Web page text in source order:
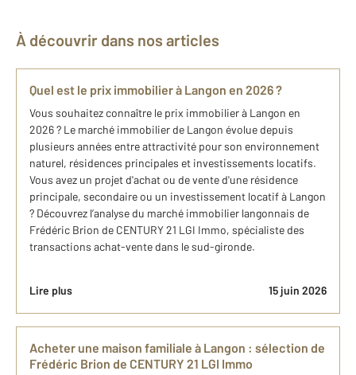
À découvrir dans nos articles
Quel est le prix immobilier à Langon en 2026 ?
Vous souhaitez connaître le prix immobilier à Langon en
2026 ? Le marché immobilier de Langon évolue depuis
plusieurs années entre attractivité pour son environnement
naturel, résidences principales et investissements locatifs.
Vous avez un projet d'achat ou de vente d'une résidence
principale, secondaire ou un investissement locatif à​ Langon
? Découvrez l’analyse du marché ​immobilier langonnais de
Frédéric Brion de CENTURY 21 LGI Immo, spécialiste des
transactions achat-vente dans le sud-gironde.
Lire plus 15 juin 2026
Acheter une maison familiale à Langon : sélection de
Frédéric Brion de CENTURY 21 LGI Immo